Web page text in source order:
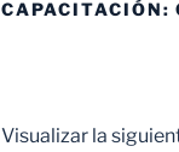
CAPACITACIÓN:
Visualizar la